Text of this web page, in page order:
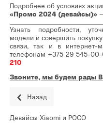
Подробнее об условиях
«Промо 2024 (девайсы)»
Узнать подробности,
модели и совершить
связи, так и в
телефонам +375 29 545-
210
Звоните, мы будем рады
Назад
Девайсы Xiaomi и POCO